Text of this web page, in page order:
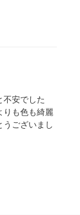
不安でした
りも色も綺麗
うございまし